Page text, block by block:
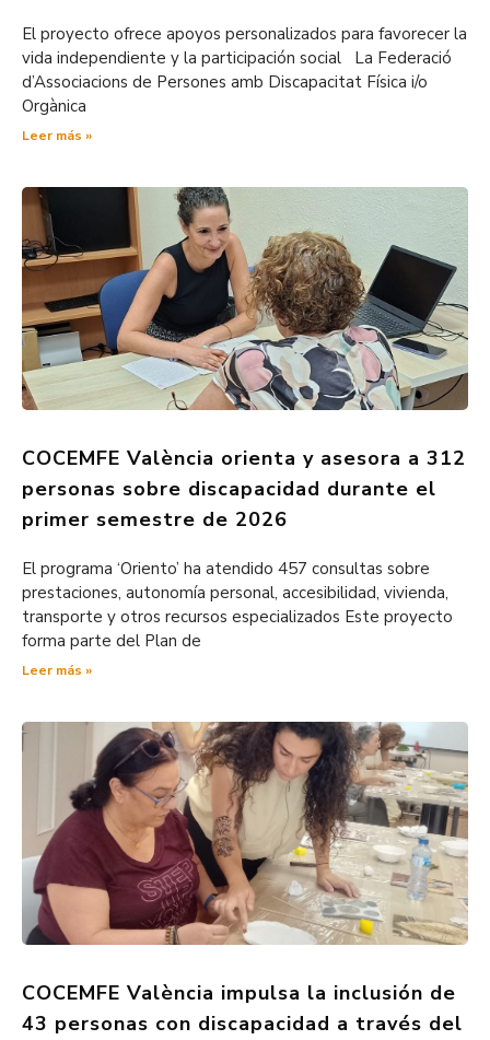
El proyecto ofrece apoyos personalizados para favorecer la
vida independiente y la participación social La Federació
d’Associacions de Persones amb Discapacitat Física i/o
Orgànica
Leer más »
COCEMFE València orienta y asesora a 312
personas sobre discapacidad durante el
primer semestre de 2026
El programa ‘Oriento’ ha atendido 457 consultas sobre
prestaciones, autonomía personal, accesibilidad, vivienda,
transporte y otros recursos especializados Este proyecto
forma parte del Plan de
Leer más »
COCEMFE València impulsa la inclusión de
43 personas con discapacidad a través del